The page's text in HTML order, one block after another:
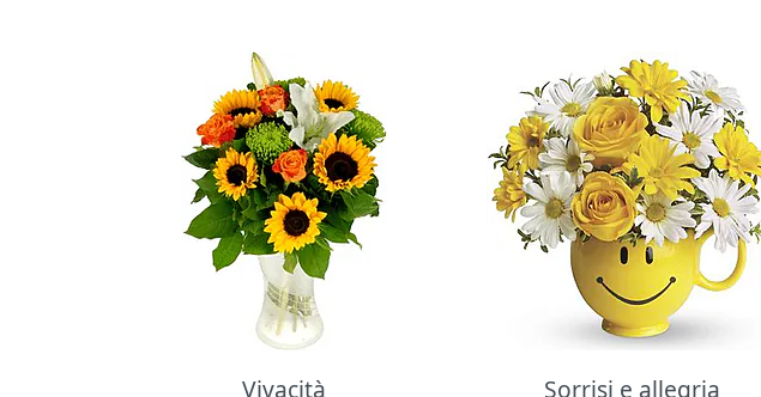
Vivacità Sorrisi e allegria